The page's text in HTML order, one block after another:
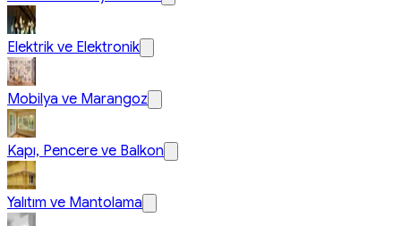
Elektrik ve Elektronik
Mobilya ve Marangoz
Kapı, Pencere ve Balkon
Yalıtım ve Mantolama